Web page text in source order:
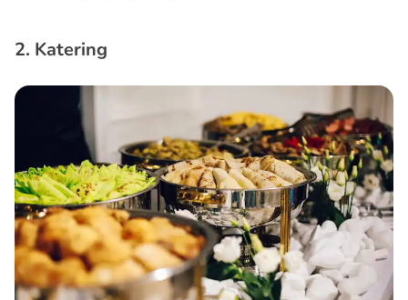
2. Katering